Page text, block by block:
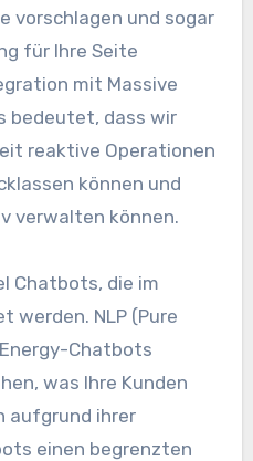
vorschlagen und sogar
für Ihre Seite
mit Massive
bedeutet, dass wir
reaktive Operationen
können und
verwalten können.
Chatbots, die im
werden. NLP (Pure
Chatbots
was Ihre Kunden
aufgrund ihrer
einen begrenzten